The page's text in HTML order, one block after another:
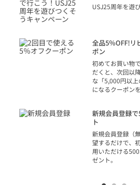
USJ25周年を遊
全品5％OFF!リ
ポン
初めてお買い物
だくと、次回以
な「5,000円以上
になるクーポン
新規会員登録
ト
新規会員登録（
望するだけで、
用いただける
ゼント。